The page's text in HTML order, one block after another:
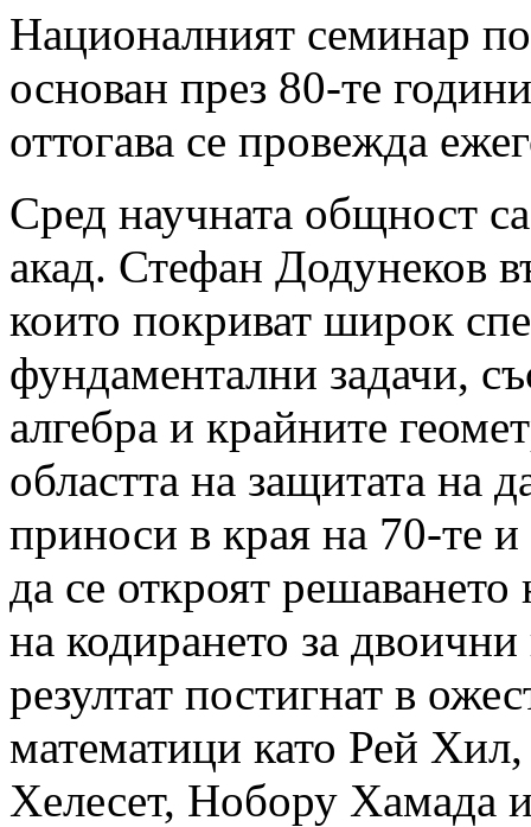
Националният семинар
основан през 80-те
оттогава се провежда
Сред научната общност
акад. Стефан Додунеков
които покриват широк
фундаментални задачи,
алгебра и крайните
областта на защитата на
приноси в края на 70-те
да се откроят решаването
на кодирането за
резултат постигнат в
математици като Рей
Хелесет, Нобору Хамада